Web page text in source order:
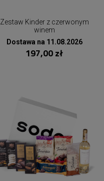
Zestaw Kinder z czerwonym
winem
Dostawa na 11.08.2026
197,00 zł